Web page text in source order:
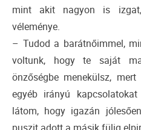
mint akit nagyon is
véleménye.
– Tudod a barátnőimmel,
voltunk, hogy te saját
önzőségbe menekülsz,
egyéb irányú
látom, hogy igazán